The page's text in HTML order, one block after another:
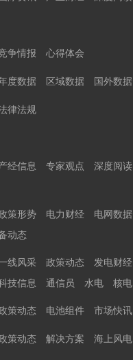
争情报 心得体会
度数据 区域数据 国外数据
律法规
经信息 专家观点 深度阅读
策形势 电力财经 电网数据
动态
线风采 政策动态 发电财经
技信息 通信员 水电 核电
策动态 电池组件 市场快讯
策动态 解决方案 海上风电